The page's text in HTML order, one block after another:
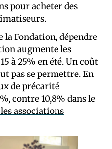
pour acheter des
la Fondation, dépendre
augmente les
à 25% en été. Un coût
pas se permettre. En
de précarité
contre 10,8% dans le
associations